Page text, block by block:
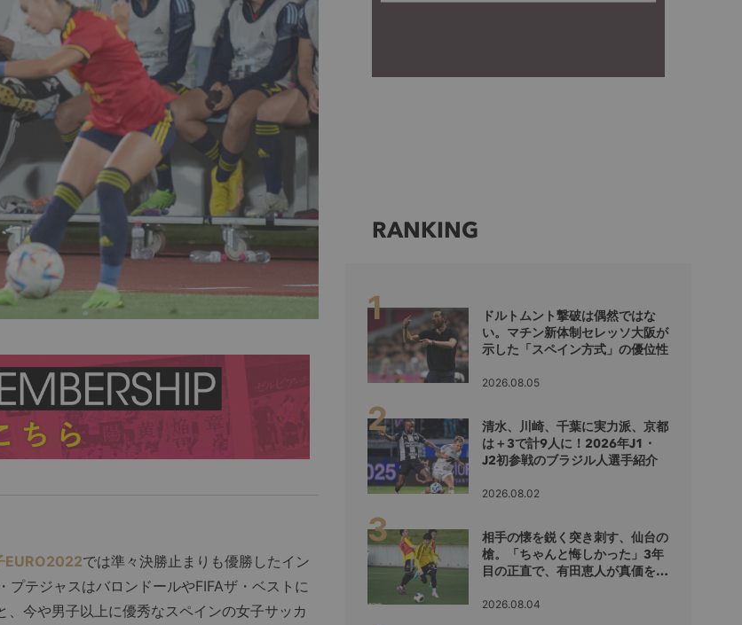
EURO2022では準々決勝止まりも優勝したイン
テジャスはバロンドールやFIFAザ・ベストに
今や男子以上に優秀なスペインの女子サッカ
RANKING
ドルトムント撃破は偶然ではな
い。マチン新体制セレッソ大阪が
示した「スペイン方式」の優位性
2026.08.05
清水、川崎、千葉に実力派、京都
は＋3で計9人に！2026年J1・
J2初参戦のブラジル人選手紹介
2026.08.02
相手の懐を鋭く突き刺す、仙台の
槍。「ちゃんと悔しかった」3年
目の正直で、有田恵人が真価を示
2026.08.04